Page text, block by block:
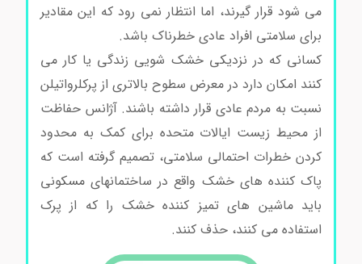
می شود قرار گیرند، اما انتظار نمی رود که این مقادیر
برای سلامتی افراد عادی خطرناک باشد.
کسانی که در نزدیکی خشک شویی زندگی یا کار می
کنند امکان دارد در معرض سطوح بالاتری از پرکلرواتیلن
نسبت به مردم عادی قرار داشته باشند. آژانس حفاظت
از محیط زیست ایالات متحده برای کمک به محدود
کردن خطرات احتمالی سلامتی، تصمیم گرفته است که
پاک کننده های خشک واقع در ساختمانهای مسکونی
باید ماشین های تمیز کننده خشک را که از پرک
استفاده می کنند، حذف کنند.